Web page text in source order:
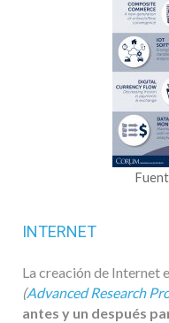
INTERNET
La creación de Internet
(Advanced Research
antes y un después